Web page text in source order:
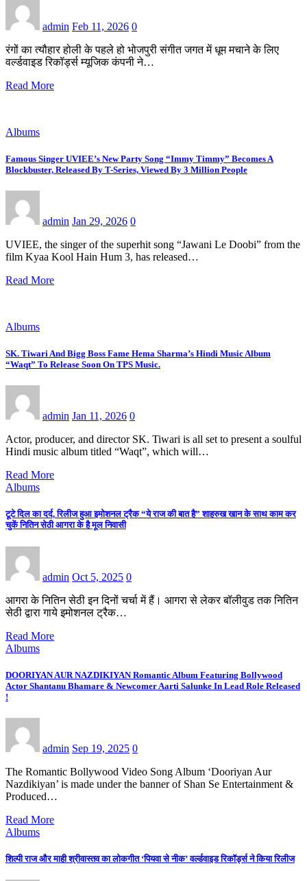
admin Feb 11, 2026 0
रंगों का त्यौहार होली के पहले हो भोजपुरी संगीत जगत में धूम मचाने के लिए
वर्ल्डवाइड रिकॉर्ड्स म्यूजिक कंपनी ने…
Read More
Albums
Famous Singer UVIEE’s New Party Song “Immy Timmy” Becomes A
Blockbuster, Released By T-Series, Viewed By 3 Million People
admin Jan 29, 2026 0
UVIEE, the singer of the superhit song “Jawani Le Doobi” from the
film Kyaa Kool Hain Hum 3, has released…
Read More
Albums
SK. Tiwari And Bigg Boss Fame Hema Sharma’s Hindi Music Album
“Waqt” To Release Soon On TPS Music.
admin Jan 11, 2026 0
Actor, producer, and director SK. Tiwari is all set to present a soulful
Hindi music album titled “Waqt”, which will…
Read More
Albums
टूटे दिल का दर्द, रिलीज हुआ इमोशनल ट्रैक “ये राज की बात है” शाहरुख खान के साथ काम कर
चुकें नितिन सेठी आगरा के है मूल निवासी
admin Oct 5, 2025 0
आगरा के नितिन सेठी इन दिनों चर्चा में हैं। आगरा से लेकर बॉलीवुड तक नितिन
सेठी द्वारा गाये इमोशनल ट्रैक…
Read More
Albums
DOORIYAN AUR NAZDIKIYAN Romantic Album Featuring Bollywood
Actor Shantanu Bhamare & Newcomer Aarti Salunke In Lead Role Released
!
admin Sep 19, 2025 0
The Romantic Bollywood Video Song Album ‘Dooriyan Aur
Nazdikiyan’ is made under the banner of Shan Se Entertainment &
Produced…
Read More
Albums
शिल्पी राज और माही श्रीवास्तव का लोकगीत ‘पियवा से नीक’ वर्ल्डवाइड रिकॉर्ड्स ने किया रिलीज